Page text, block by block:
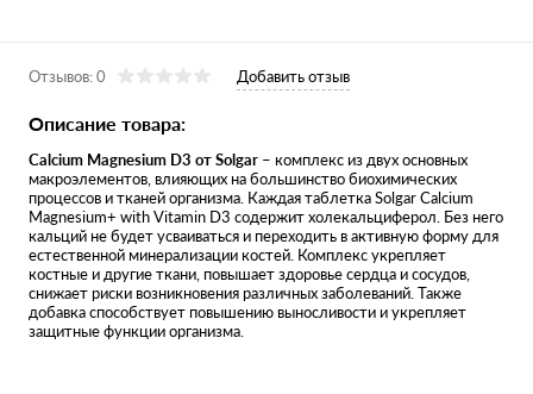
Отзывов: 0 Добавить отзыв
Описание товара:
Calcium Magnesium D3 от Solgar – комплекс из двух основных
макроэлементов, влияющих на большинство биохимических
процессов и тканей организма. Каждая таблетка Solgar Calcium
Magnesium+ with Vitamin D3 содержит холекальциферол. Без него
кальций не будет усваиваться и переходить в активную форму для
естественной минерализации костей. Комплекс укрепляет
костные и другие ткани, повышает здоровье сердца и сосудов,
снижает риски возникновения различных заболеваний. Также
добавка способствует повышению выносливости и укрепляет
защитные функции организма.